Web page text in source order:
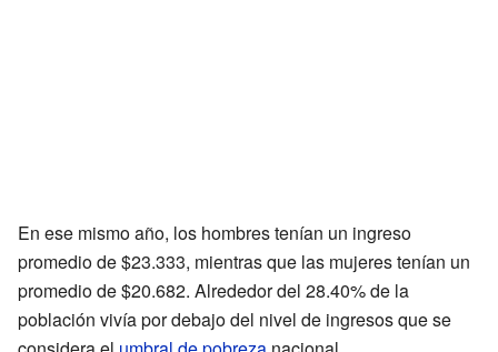
En ese mismo año, los hombres tenían un ingreso
promedio de $23.333, mientras que las mujeres tenían un
promedio de $20.682. Alrededor del 28.40% de la
población vivía por debajo del nivel de ingresos que se